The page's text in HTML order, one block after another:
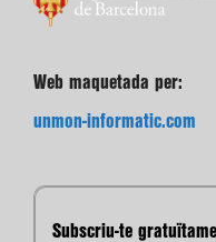
Web maquetada per:
unmon-informatic.com
Subscriu-te